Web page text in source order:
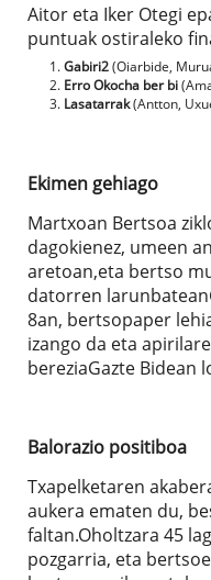
Aitor eta Iker Otegi
puntuak ostiraleko
Gabiri2(Oiarbide,
Erro Okocha ber bi
Lasatarrak(Antton,
Ekimen gehiago
Martxoan Bertsoa
dagokienez, umeen
aretoan,eta bertso
datorren
8an, bertsopaper
izango da eta
bereziaGazte Bidean
Balorazio positiboa
Txapelketaren
aukera ematen du,
faltan.Oholtzara 45
pozgarria, eta